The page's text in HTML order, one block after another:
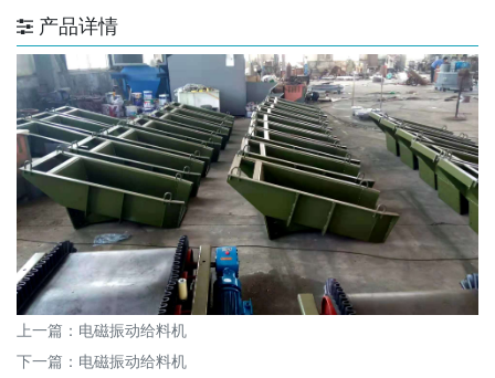
产品详情
上一篇： 电磁振动给料机
下一篇： 电磁振动给料机